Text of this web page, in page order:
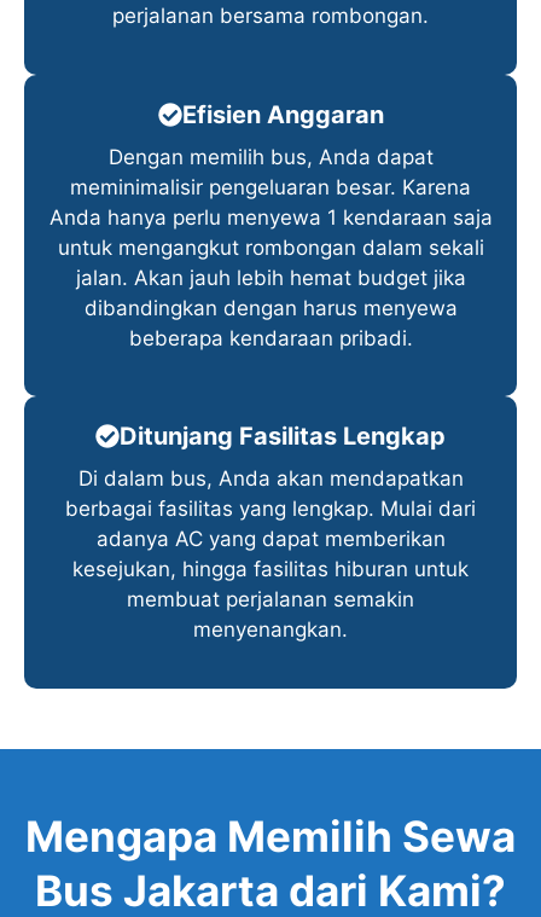
perjalanan bersama rombongan.
Efisien Anggaran
Dengan memilih bus, Anda dapat
meminimalisir pengeluaran besar. Karena
Anda hanya perlu menyewa 1 kendaraan saja
untuk mengangkut rombongan dalam sekali
jalan. Akan jauh lebih hemat budget jika
dibandingkan dengan harus menyewa
beberapa kendaraan pribadi.
Ditunjang Fasilitas Lengkap
Di dalam bus, Anda akan mendapatkan
berbagai fasilitas yang lengkap. Mulai dari
adanya AC yang dapat memberikan
kesejukan, hingga fasilitas hiburan untuk
membuat perjalanan semakin
menyenangkan.
Mengapa Memilih Sewa
Bus Jakarta dari Kami?